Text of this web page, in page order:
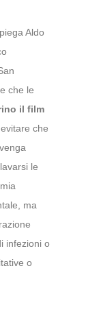
Aldo
che le
il film
che
le
ma
infezioni o
o